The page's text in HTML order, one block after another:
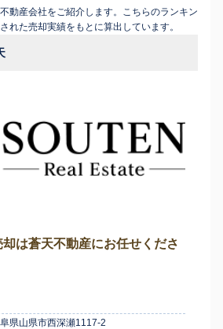
動産会社をご紹介します。こちらのランキン
れた売却実績をもとに算出しています。
は蒼天不動産にお任せくださ
県山県市西深瀬1117-2